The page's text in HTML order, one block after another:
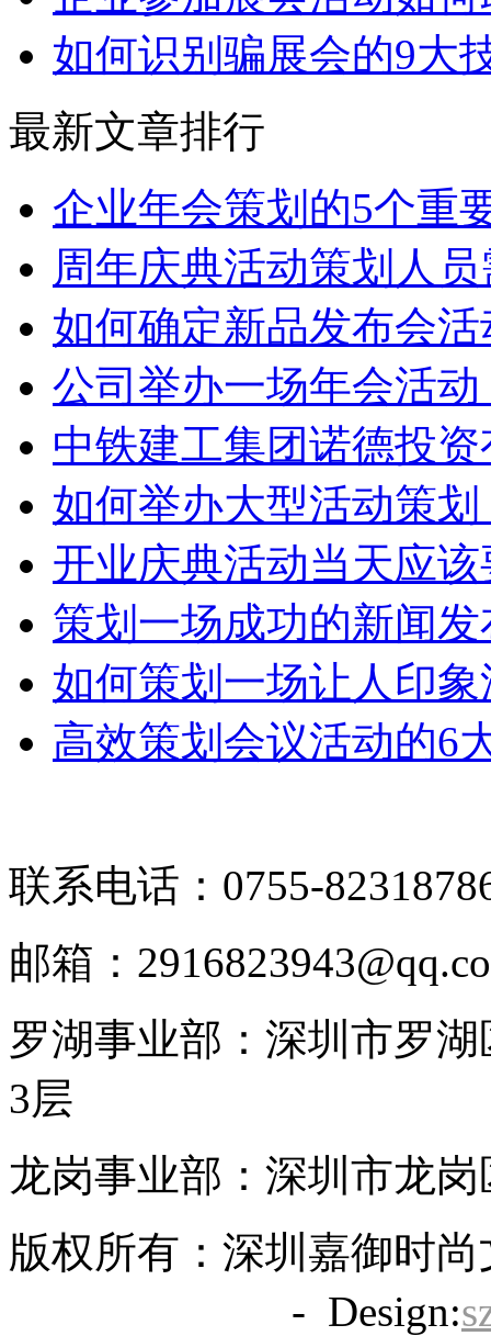
如何识别骗展会的9大
最新文章排行
企业年会策划的5个重
周年庆典活动策划人
如何确定新品发布会
公司举办一场年会活
中铁建工集团诺德投
如何举办大型活动策
开业庆典活动当天应
策划一场成功的新闻
如何策划一场让人印
高效策划会议活动的6
联系电话：0755-
邮箱：
罗湖事业部：深圳市罗
3层
龙岗事业部：深圳市龙
版权所有：深圳嘉御时
- Design: